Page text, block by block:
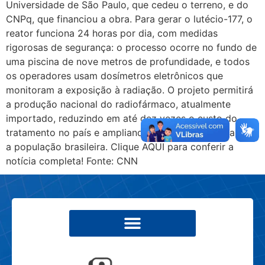
Universidade de São Paulo, que cedeu o terreno, e do
CNPq, que financiou a obra. Para gerar o lutécio-177, o
reator funciona 24 horas por dia, com medidas
rigorosas de segurança: o processo ocorre no fundo de
uma piscina de nove metros de profundidade, e todos
os operadores usam dosímetros eletrônicos que
monitoram a exposição à radiação. O projeto permitirá
a produção nacional do radiofármaco, atualmente
importado, reduzindo em até dez vezes o custo do
tratamento no país e ampliando o acesso à terapia para
a população brasileira. Clique AQUI para conferir a
notícia completa! Fonte: CNN